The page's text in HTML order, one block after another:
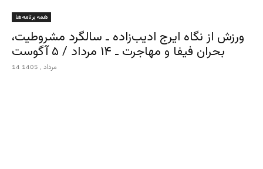
همه برنامه ها
ورزش از نگاه ایرج ادیب‌زاده ـ سالگرد مشروطیت،
بحران فیفا و مهاجرت ـ ۱۴ مرداد / ۵ آگوست
14 مرداد , 1405